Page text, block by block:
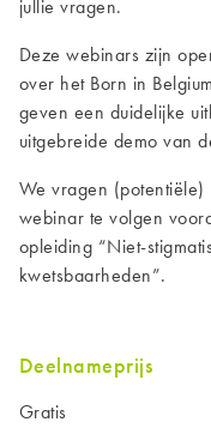
jullie vragen.
Deze webinars zijn
over het Born in
geven een duidelijke
uitgebreide demo van
We vragen (potentiële)
webinar te volgen
opleiding “Niet-
kwetsbaarheden”.
Deelnameprijs
Gratis